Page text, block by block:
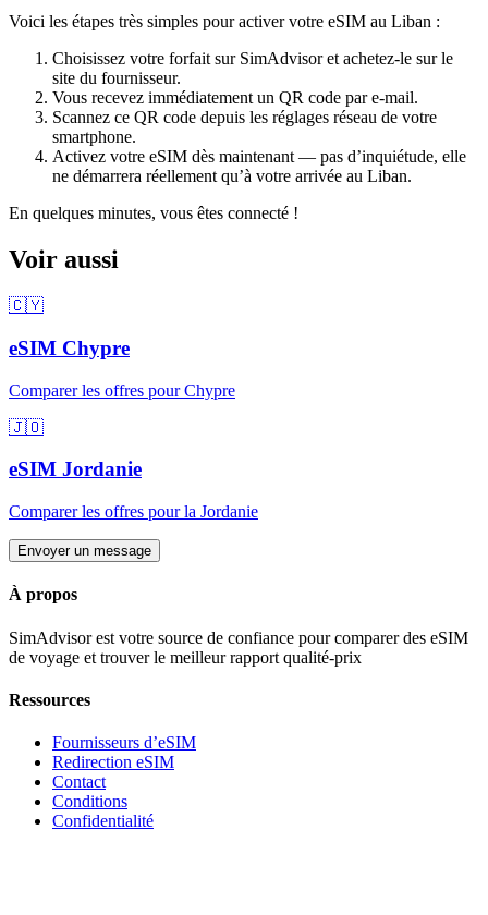
Voici les étapes très simples pour activer votre eSIM au Liban :
Choisissez votre forfait sur SimAdvisor et achetez-le sur le
site du fournisseur.
Vous recevez immédiatement un QR code par e-mail.
Scannez ce QR code depuis les réglages réseau de votre
smartphone.
Activez votre eSIM dès maintenant — pas d’inquiétude, elle
ne démarrera réellement qu’à votre arrivée au Liban.
En quelques minutes, vous êtes connecté !
Voir aussi
🇨🇾
eSIM Chypre
Comparer les offres pourChypre
🇯🇴
eSIM Jordanie
Comparer les offres pourla Jordanie
Envoyer un message
À propos
SimAdvisor est votre source de confiance pour comparer des eSIM
de voyage et trouver le meilleur rapport qualité-prix
Ressources
Fournisseurs d’eSIM
Redirection eSIM
Contact
Conditions
Confidentialité